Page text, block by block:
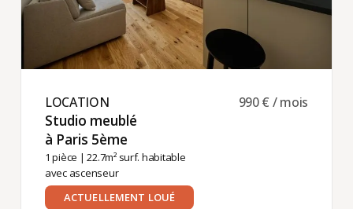
LOCATION ​
Studio meublé
à Paris 5ème ​
1 pièce | 22.7m² surf. habitable
avec ascenseur
990 € / mois
ACTUELLEMENT LOUÉ